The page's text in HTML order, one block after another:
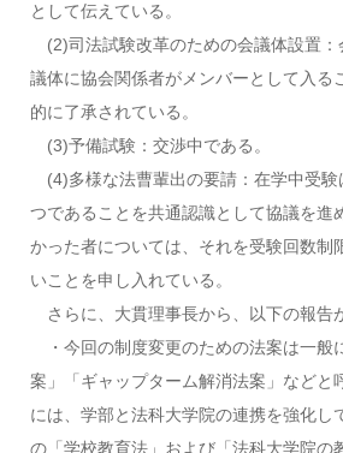
として伝えている。
(2)司法試験改革のための会議体設置：
議体に協会関係者がメンバーとして入る
的に了承されている。
(3)予備試験：交渉中である。
(4)多様な法曹輩出の要請：在学中受験
つであることを共通認識として協議を進
かった者については、それを受験回数制
いことを申し入れている。
さらに、大貫理事長から、以下の報告
・今回の制度変更のための法案は一般
案」「ギャップターム解消法案」などと
には、学部と法科大学院の連携を強化し
の「学校教育法」および「法科大学院の